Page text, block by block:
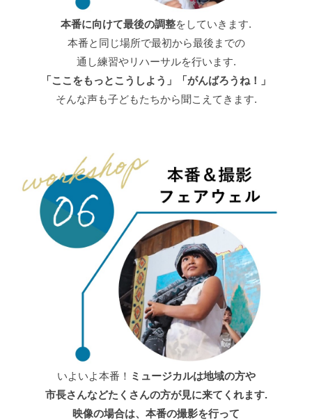
本番に向けて最後の調整をしていきます.
本番と同じ場所で最初から最後までの
通し練習やリハーサルを行います.
「ここをもっとこうしよう」「がんばろうね！」
そんな声も子どもたちから聞こえてきます.
いよいよ本番！ ミュージカルは地域の方や
市長さんなどたくさんの方が見に来てくれます.
映像の場合は、本番の撮影を行って